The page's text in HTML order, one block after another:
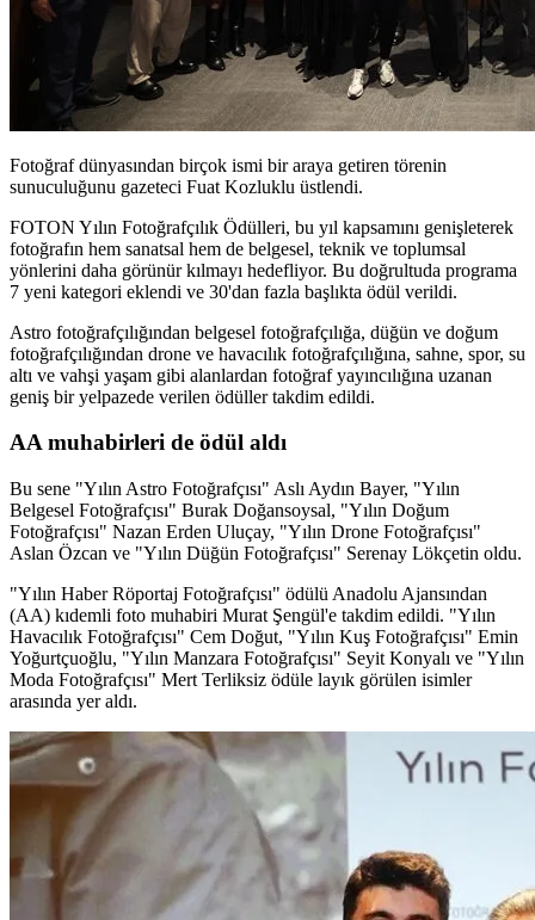
Fotoğraf dünyasından birçok ismi bir araya getiren törenin
sunuculuğunu gazeteci Fuat Kozluklu üstlendi.
FOTON Yılın Fotoğrafçılık Ödülleri, bu yıl kapsamını genişleterek
fotoğrafın hem sanatsal hem de belgesel, teknik ve toplumsal
yönlerini daha görünür kılmayı hedefliyor. Bu doğrultuda programa
7 yeni kategori eklendi ve 30'dan fazla başlıkta ödül verildi.
Astro fotoğrafçılığından belgesel fotoğrafçılığa, düğün ve doğum
fotoğrafçılığından drone ve havacılık fotoğrafçılığına, sahne, spor, su
altı ve vahşi yaşam gibi alanlardan fotoğraf yayıncılığına uzanan
geniş bir yelpazede verilen ödüller takdim edildi.
AA muhabirleri de ödül aldı
Bu sene "Yılın Astro Fotoğrafçısı" Aslı Aydın Bayer, "Yılın
Belgesel Fotoğrafçısı" Burak Doğansoysal, "Yılın Doğum
Fotoğrafçısı" Nazan Erden Uluçay, "Yılın Drone Fotoğrafçısı"
Aslan Özcan ve "Yılın Düğün Fotoğrafçısı" Serenay Lökçetin oldu.
"Yılın Haber Röportaj Fotoğrafçısı" ödülü Anadolu Ajansından
(AA) kıdemli foto muhabiri Murat Şengül'e takdim edildi. "Yılın
Havacılık Fotoğrafçısı" Cem Doğut, "Yılın Kuş Fotoğrafçısı" Emin
Yoğurtçuoğlu, "Yılın Manzara Fotoğrafçısı" Seyit Konyalı ve "Yılın
Moda Fotoğrafçısı" Mert Terliksiz ödüle layık görülen isimler
arasında yer aldı.